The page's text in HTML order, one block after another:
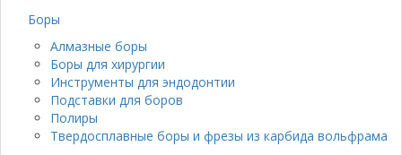
Боры
Алмазные боры
Боры для хирургии
Инструменты для эндодонтии
Подставки для боров
Полиры
Твердосплавные боры и фрезы из карбида вольфрама